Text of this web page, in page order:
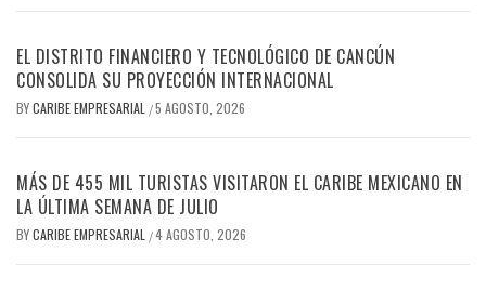
EL DISTRITO FINANCIERO Y TECNOLÓGICO DE CANCÚN
CONSOLIDA SU PROYECCIÓN INTERNACIONAL
BYCARIBE EMPRESARIAL /5 AGOSTO, 2026
MÁS DE 455 MIL TURISTAS VISITARON EL CARIBE MEXICANO EN
LA ÚLTIMA SEMANA DE JULIO
BYCARIBE EMPRESARIAL /4 AGOSTO, 2026